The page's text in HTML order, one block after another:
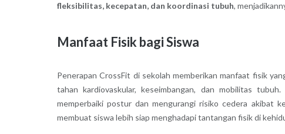
fleksibilitas, kecepatan, dan koordinasi tubuh,
Manfaat Fisik bagi Siswa
Penerapan CrossFit di sekolah memberikan manfaat fisik
tahan kardiovaskular, keseimbangan, dan mobilitas
memperbaiki postur dan mengurangi risiko cedera akibat
membuat siswa lebih siap menghadapi tantangan fisik di